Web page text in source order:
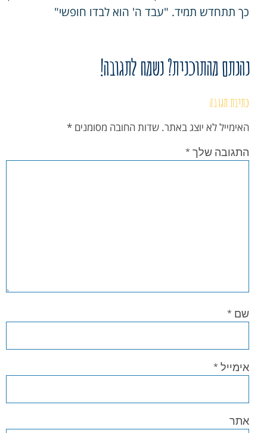
כך תתחדש תמיד. "עבד ה' הוא לבדו חופשי"
נהנתם מהתוכנית? נשמח לתגובה!
כתיבת תגובה
האימייל לא יוצג באתר. שדות החובה מסומנים *
התגובה שלך *
שם *
אימייל *
אתר